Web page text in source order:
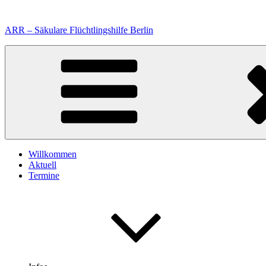
springen
ARR – Säkulare Flüchtlingshilfe Berlin
Willkommen
Aktuell
Termine